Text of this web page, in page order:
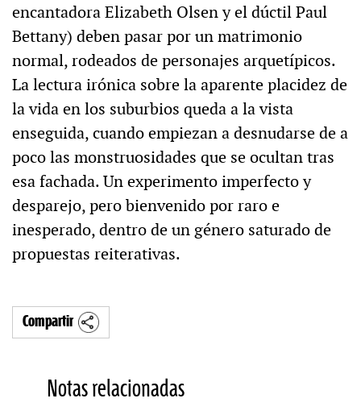
encantadora Elizabeth Olsen y el dúctil Paul
Bettany) deben pasar por un matrimonio
normal, rodeados de personajes arquetípicos.
La lectura irónica sobre la aparente placidez de
la vida en los suburbios queda a la vista
enseguida, cuando empiezan a desnudarse de a
poco las monstruosidades que se ocultan tras
esa fachada. Un experimento imperfecto y
desparejo, pero bienvenido por raro e
inesperado, dentro de un género saturado de
propuestas reiterativas.
Compartir
Notas relacionadas